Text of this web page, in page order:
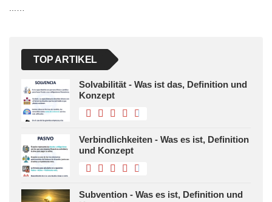
...…
TOP ARTIKEL
Solvabilität - Was ist das, Definition und
Konzept
Verbindlichkeiten - Was es ist, Definition
und Konzept
Subvention - Was es ist, Definition und